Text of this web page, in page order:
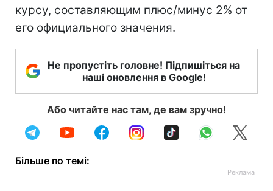
курсу, составляющим плюс/минус 2% от
его официального значения.
Не пропустіть головне! Підпишіться на
наші оновлення в Google!
Або читайте нас там, де вам зручно!
Більше по темі: